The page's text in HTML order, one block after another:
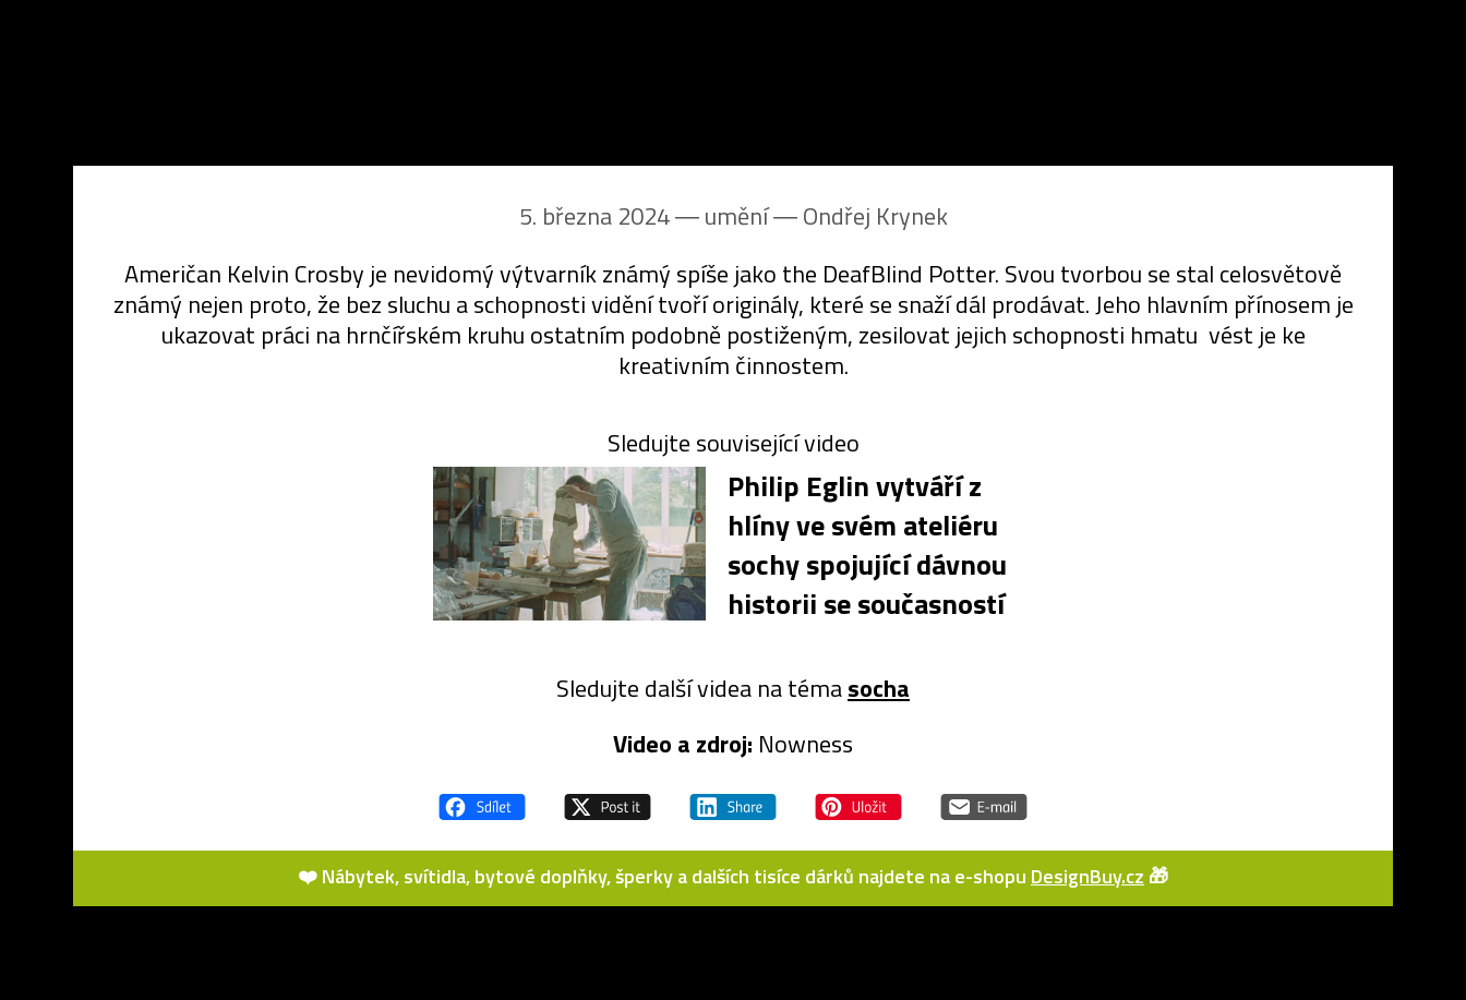
5. března 2024 ― umění ―Ondřej Krynek
Američan Kelvin Crosby je nevidomý výtvarník známý spíše jako the DeafBlind Potter. Svou tvorbou se stal celosvětově
známý nejen proto, že bez sluchu a schopnosti vidění tvoří originály, které se snaží dál prodávat. Jeho hlavním přínosem je
ukazovat práci na hrnčířském kruhu ostatním podobně postiženým, zesilovat jejich schopnosti hmatu vést je ke
kreativním činnostem.
Sledujte související video
Philip Eglin vytváří z
hlíny ve svém ateliéru
sochy spojující dávnou
historii se současností
Sledujte další videa na témasocha
Video a zdroj: Nowness
❤️ Nábytek, svítidla, bytové doplňky, šperky a dalších tisíce dárků najdete na e-shopu DesignBuy.cz 🎁